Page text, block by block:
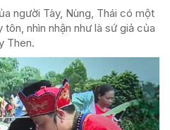
người Tày, Nùng, Thái có một
nhìn nhận như là sứ giả của
Then.